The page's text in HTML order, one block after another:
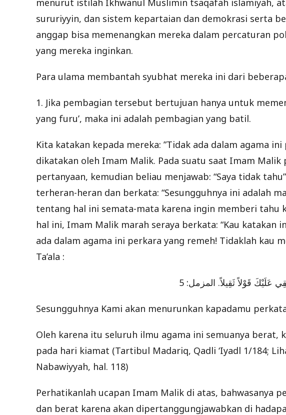
menurut istilah Ikhwanul Muslimin tsaqafah islamiyah,
sururiyyin, dan sistem kepartaian dan demokrasi serta
anggap bisa memenangkan mereka dalam percaturan
yang mereka inginkan.
Para ulama membantah syubhat mereka ini dari
1. Jika pembagian tersebut bertujuan hanya untuk
yang furu’, maka ini adalah pembagian yang batil.
Kita katakan kepada mereka: ”Tidak ada dalam agama
dikatakan oleh Imam Malik. Pada suatu saat Imam Malik
pertanyaan, kemudian beliau menjawab: “Saya tidak
terheran-heran dan berkata: “Sesungguhnya ini adalah
tentang hal ini semata-mata karena ingin memberi tahu
hal ini, Imam Malik marah seraya berkata: “Kau katakan
ada dalam agama ini perkara yang remeh! Tidaklah kau
Ta’ala :
عَلَيْكَ قَوْلاً ثَقِيلاً. المزمل: 5
Sesungguhnya Kami akan menurunkan kapadamu
Oleh karena itu seluruh ilmu agama ini semuanya berat,
pada hari kiamat (Tartibul Madariq, Qadli ‘Iyadl 1/184;
Nabawiyyah, hal. 118)
Perhatikanlah ucapan Imam Malik di atas, bahwasanya
dan berat karena akan dipertanggungjawabkan di